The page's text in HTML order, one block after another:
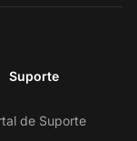
Suporte
de Suporte